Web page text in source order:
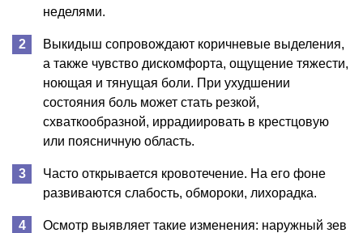
неделями.
Выкидыш сопровождают коричневые выделения,
а также чувство дискомфорта, ощущение тяжести,
ноющая и тянущая боли. При ухудшении
состояния боль может стать резкой,
схваткообразной, иррадиировать в крестцовую
или поясничную область.
Часто открывается кровотечение. На его фоне
развиваются слабость, обмороки, лихорадка.
Осмотр выявляет такие изменения: наружный зев